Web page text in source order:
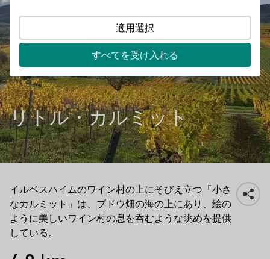
リトル・カルミット
イルベスハイムのワイン村の上にそびえ立つ「小さ
なカルミット」は、ブドウ畑の海の上にあり、絵の
ように美しいワイン村の息を呑むような眺めを提供
している。
適用選択
すべてを受け入れる